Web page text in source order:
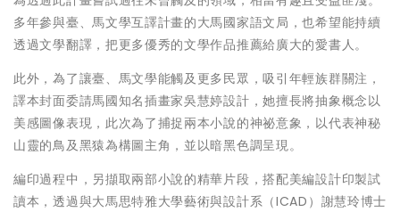
多年參與臺、馬文學互譯計畫的大馬國家語文局，也希望能持續
透過文學翻譯，把更多優秀的文學作品推薦給廣大的愛書人。
此外，為了讓臺、馬文學能觸及更多民眾，吸引年輕族群關注，
譯本封面委請馬國知名插畫家吳慧婷設計，她擅長將抽象概念以
美感圖像表現，此次為了捕捉兩本小說的神祕意象，以代表神秘
山靈的鳥及黑猿為構圖主角，並以暗黑色調呈現。
編印過程中，另擷取兩部小說的精華片段，搭配美編設計印製試
讀本，透過與大馬思特雅大學藝術與設計系（ICAD）謝慧玲博士